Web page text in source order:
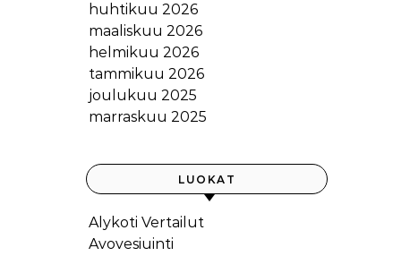
huhtikuu 2026
maaliskuu 2026
helmikuu 2026
tammikuu 2026
joulukuu 2025
marraskuu 2025
LUOKAT
Alykoti Vertailut
Avovesiuinti